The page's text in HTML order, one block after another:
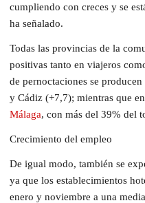
cumpliendo con creces y se
ha señalado.
Todas las provincias de la
positivas tanto en viajeros
de pernoctaciones se
y Cádiz (+7,7); mientras que
Málaga, con más del 39% del
Crecimiento del empleo
De igual modo, también se
ya que los establecimientos
enero y noviembre a una